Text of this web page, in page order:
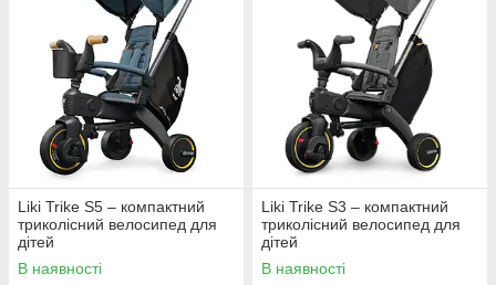
Liki Trike S5 – компактний
триколісний велосипед для
дітей
В наявності
Liki Trike S3 – компактний
триколісний велосипед для
дітей
В наявності